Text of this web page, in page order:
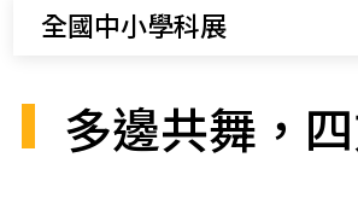
全國中小學科展
多邊共舞，